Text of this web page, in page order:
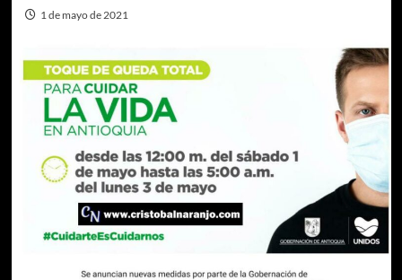
1 de mayo de 2021